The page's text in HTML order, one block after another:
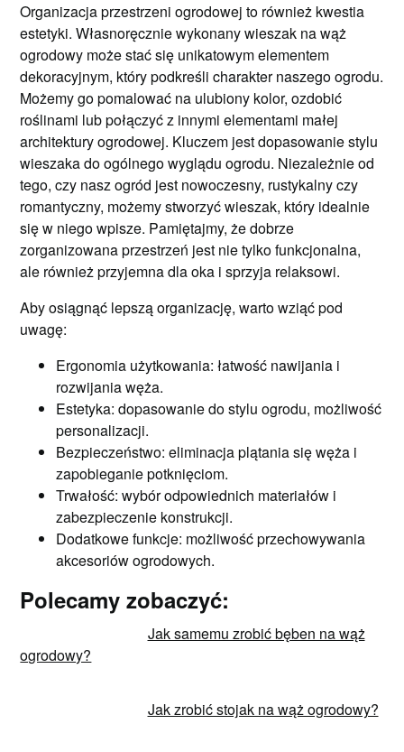
Organizacja przestrzeni ogrodowej to również kwestia
estetyki. Własnoręcznie wykonany wieszak na wąż
ogrodowy może stać się unikatowym elementem
dekoracyjnym, który podkreśli charakter naszego ogrodu.
Możemy go pomalować na ulubiony kolor, ozdobić
roślinami lub połączyć z innymi elementami małej
architektury ogrodowej. Kluczem jest dopasowanie stylu
wieszaka do ogólnego wyglądu ogrodu. Niezależnie od
tego, czy nasz ogród jest nowoczesny, rustykalny czy
romantyczny, możemy stworzyć wieszak, który idealnie
się w niego wpisze. Pamiętajmy, że dobrze
zorganizowana przestrzeń jest nie tylko funkcjonalna,
ale również przyjemna dla oka i sprzyja relaksowi.
Aby osiągnąć lepszą organizację, warto wziąć pod
uwagę:
Ergonomia użytkowania: łatwość nawijania i
rozwijania węża.
Estetyka: dopasowanie do stylu ogrodu, możliwość
personalizacji.
Bezpieczeństwo: eliminacja plątania się węża i
zapobieganie potknięciom.
Trwałość: wybór odpowiednich materiałów i
zabezpieczenie konstrukcji.
Dodatkowe funkcje: możliwość przechowywania
akcesoriów ogrodowych.
Polecamy zobaczyć:
Jak samemu zrobić bęben na wąż
ogrodowy?
Jak zrobić stojak na wąż ogrodowy?